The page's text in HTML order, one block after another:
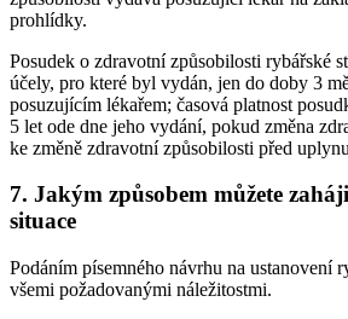
prohlídky.
Posudek o zdravotní způsobilosti rybářské
účely, pro které byl vydán, jen do doby 3
posuzujícím lékařem; časová platnost
5 let ode dne jeho vydání, pokud změna
ke změně zdravotní způsobilosti před
7. Jakým způsobem můžete
situace
Podáním písemného návrhu na ustanovení
všemi požadovanými náležitostmi.